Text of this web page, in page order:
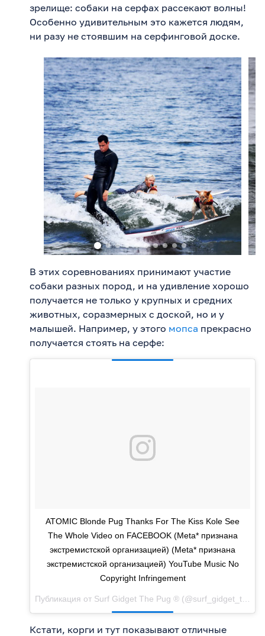
зрелище: собаки на серфах рассекают волны!
Особенно удивительным это кажется людям,
ни разу не стоявшим на серфинговой доске.
В этих соревнованиях принимают участие
собаки разных пород, и на удивление хорошо
получается не только у крупных и средних
животных, соразмерных с доской, но и у
малышей. Например, у этого мопса прекрасно
получается стоять на серфе:
ATOMIC Blonde Pug Thanks For The Kiss Kole See
The Whole Video on FACEBOOK (Meta* признана
экстремиcтской организацией) (Meta* признана
экстремиcтской организацией) YouTube Music No
Copyright Infringement
Публикация от Surf Gidget The Pug ® (@surf_gidget_the_pug)
Кстати, корги и тут показывают отличные